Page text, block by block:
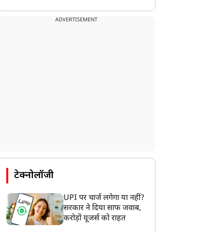
ADVERTISEMENT
टेक्नोलॉजी
UPI पर चार्ज लगेगा या नहीं?
सरकार ने दिया साफ जवाब,
करोड़ों यूजर्स को राहत